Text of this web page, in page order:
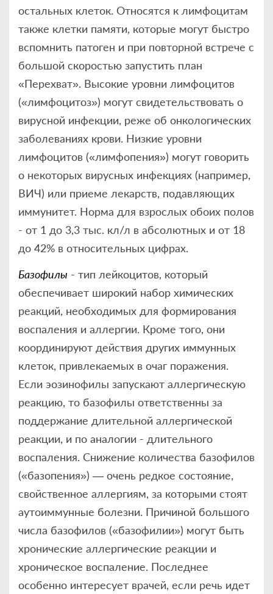
остальных клеток. Относятся к лимфоцитам
также клетки памяти, которые могут быстро
вспомнить патоген и при повторной встрече с
большой скоростью запустить план
«Перехват». Высокие уровни лимфоцитов
(«лимфоцитоз») могут свидетельствовать о
вирусной инфекции, реже об онкологических
заболеваниях крови. Низкие уровни
лимфоцитов («лимфопения») могут говорить
о некоторых вирусных инфекциях (например,
ВИЧ) или приеме лекарств, подавляющих
иммунитет. Норма для взрослых обоих полов
- от 1 до 3,3 тыс. кл/л в абсолютных и от 18
до 42% в относительных цифрах.
Базофилы - тип лейкоцитов, который
обеспечивает широкий набор химических
реакций, необходимых для формирования
воспаления и аллергии. Кроме того, они
координируют действия других иммунных
клеток, привлекаемых в очаг поражения.
Если эозинофилы запускают аллергическую
реакцию, то базофилы ответственны за
поддержание длительной аллергической
реакции, и по аналогии - длительного
воспаления. Снижение количества базофилов
(«базопения») — очень редкое состояние,
свойственное аллергиям, за которыми стоят
аутоиммунные болезни. Причиной большого
числа базофилов («базофилии») могут быть
хронические аллергические реакции и
хроническое воспаление. Последнее
особенно интересует врачей, если речь идет